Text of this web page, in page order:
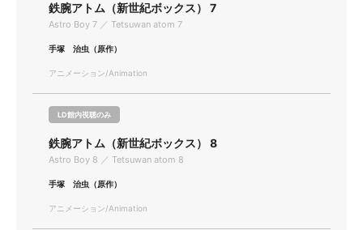
鉄腕アトム（新世紀ボックス） 7
Astro Boy 7 ／ Tetsuwan atom 7
手塚 治虫（原作）
アニメーション/Animation
LD館内視聴のみ
鉄腕アトム（新世紀ボックス） 8
Astro Boy 8 ／ Tetsuwan atom 8
手塚 治虫（原作）
アニメーション/Animation